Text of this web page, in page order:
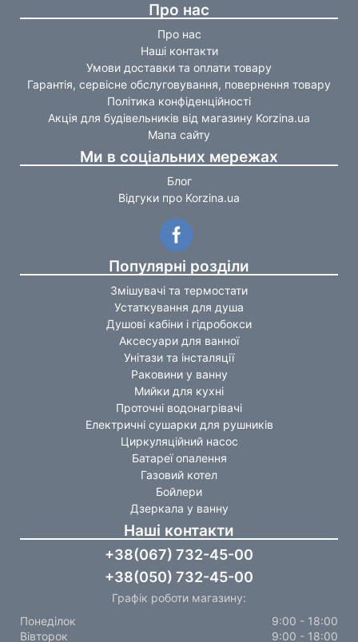
Про нас
Про нас
Наші контакти
Умови доставки та оплати товару
Гарантія, сервісне обслуговування, повернення товару
Політика конфіденційності
Акція для будівельників від магазину Korzina.ua
Мапа сайту
Ми в соціальних мережах
Блог
Відгуки про Korzina.ua
Популярні розділи
Змішувачі та термостати
Устаткування для душа
Душові кабіни і гідробокси
Аксесуари для ванної
Унітази та інсталяції
Раковини у ванну
Мийки для кухні
Проточні водонагрівачі
Електричні сушарки для рушників
Циркуляційний насос
Батареї опалення
Газовий котел
Бойлери
Дзеркала у ванну
Наші контакти
+38(067) 732-45-00
+38(050) 732-45-00
Графік роботи магазину:
Понеділок
9:00 - 18:00
Вівторок
9:00 - 18:00